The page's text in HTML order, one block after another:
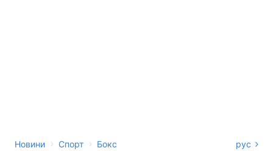
Новини › Спорт › Бокс рус